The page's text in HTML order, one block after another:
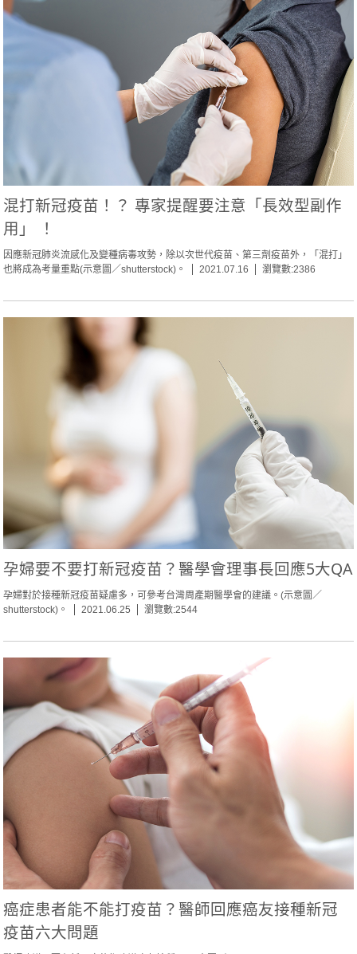
混打新冠疫苗！？ 專家提醒要注意「長效型副作
用」 ！
因應新冠肺炎流感化及變種病毒攻勢，除以次世代疫苗、第三劑疫苗外，「混打」
也將成為考量重點(示意圖／shutterstock)。
2021.07.16 瀏覽數:2386
孕婦要不要打新冠疫苗？醫學會理事長回應5大QA
孕婦對於接種新冠疫苗疑慮多，可參考台灣周產期醫學會的建議。(示意圖／
shutterstock)。
2021.06.25 瀏覽數:2544
癌症患者能不能打疫苗？醫師回應癌友接種新冠
疫苗六大問題